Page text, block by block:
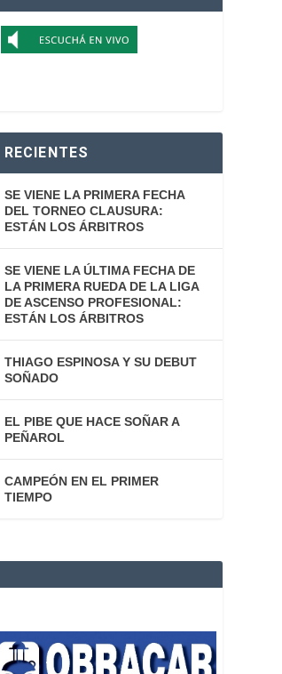
RECIENTES
SE VIENE LA PRIMERA FECHA
DEL TORNEO CLAUSURA:
ESTÁN LOS ÁRBITROS
SE VIENE LA ÚLTIMA FECHA DE
LA PRIMERA RUEDA DE LA LIGA
DE ASCENSO PROFESIONAL:
ESTÁN LOS ÁRBITROS
THIAGO ESPINOSA Y SU DEBUT
SOÑADO
EL PIBE QUE HACE SOÑAR A
PEÑAROL
CAMPEÓN EN EL PRIMER
TIEMPO